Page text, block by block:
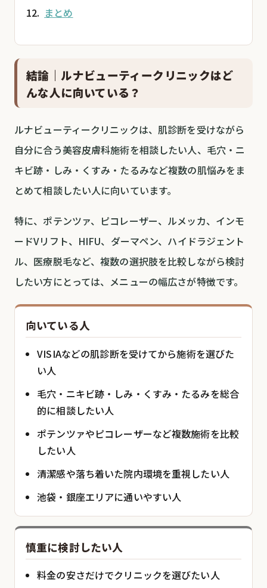
まとめ
結論｜ルナビューティークリニックはど
んな人に向いている？
ルナビューティークリニックは、肌診断を受けながら
自分に合う美容皮膚科施術を相談したい人、毛穴・ニ
キビ跡・しみ・くすみ・たるみなど複数の肌悩みをま
とめて相談したい人に向いています。
特に、ポテンツァ、ピコレーザー、ルメッカ、インモ
ードVリフト、HIFU、ダーマペン、ハイドラジェント
ル、医療脱毛など、複数の選択肢を比較しながら検討
したい方にとっては、メニューの幅広さが特徴です。
向いている人
VISIAなどの肌診断を受けてから施術を選びた
い人
毛穴・ニキビ跡・しみ・くすみ・たるみを総合
的に相談したい人
ポテンツァやピコレーザーなど複数施術を比較
したい人
清潔感や落ち着いた院内環境を重視したい人
池袋・銀座エリアに通いやすい人
慎重に検討したい人
料金の安さだけでクリニックを選びたい人